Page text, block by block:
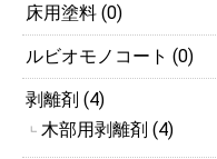
床用塗料 (0)
ルビオモノコート (0)
剥離剤 (4)
┗ 木部用剥離剤 (4)